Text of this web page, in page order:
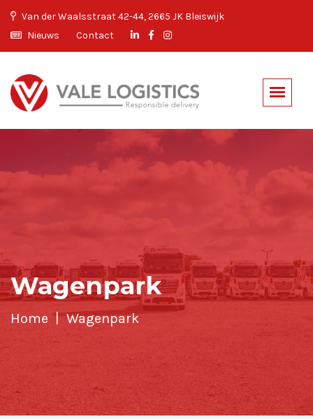
Van der Waalsstraat 42-44, 2665 JK Bleiswijk
Nieuws
Contact
Wagenpark
Home Wagenpark